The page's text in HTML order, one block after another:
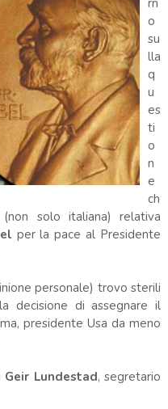
o
su
lla
q
u
es
ti
o
n
e
ch
solo italiana) relativa
per la pace al Presidente
personale) trovo sterili
decisione di assegnare il
presidente Usa da meno
Geir Lundestad, segretario